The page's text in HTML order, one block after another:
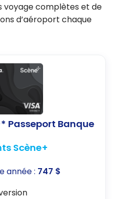
voyage complètes et de
d’aéroport chaque
Passeport Banque
Scène+
année : 747 $